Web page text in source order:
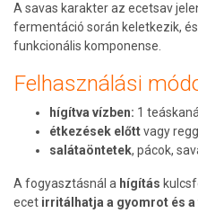
A savas karakter az ecetsav
fermentáció során keletkezik,
funkcionális komponense.
Felhasználási
hígítva vízben: 1
étkezések előttvagy
salátaöntetek, pácok,
A fogyasztásnál a hígítás
ecet irritálhatja a gyomrot és